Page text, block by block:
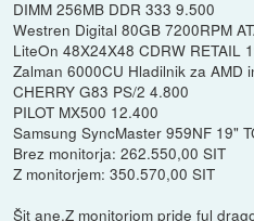
DIMM 256MB DDR 333 9.500
Westren Digital 80GB 7200RPM
LiteOn 48X24X48 CDRW RETAIL
Zalman 6000CU Hladilnik za AMD
CHERRY G83 PS/2 4.800
PILOT MX500 12.400
Samsung SyncMaster 959NF 19"
Brez monitorja: 262.550,00 SIT
Z monitorjem: 350.570,00 SIT
Šit ane.Z monitorjom pride ful